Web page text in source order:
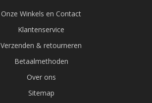
Onze Winkels en Contact
Klantenservice
Verzenden & retourneren
Betaalmethoden
Over ons
Sitemap